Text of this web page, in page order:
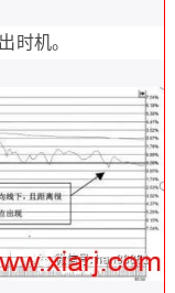
时机。